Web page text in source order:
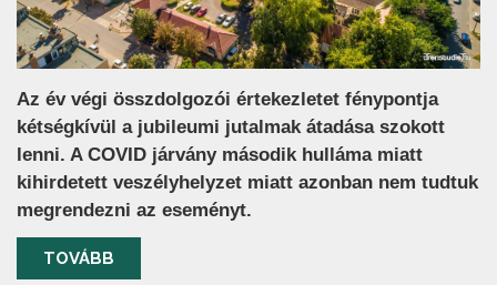
Az év végi összdolgozói értekezletet fénypontja
kétségkívül a jubileumi jutalmak átadása szokott
lenni. A COVID járvány második hulláma miatt
kihirdetett veszélyhelyzet miatt azonban nem tudtuk
megrendezni az eseményt.
TOVÁBB